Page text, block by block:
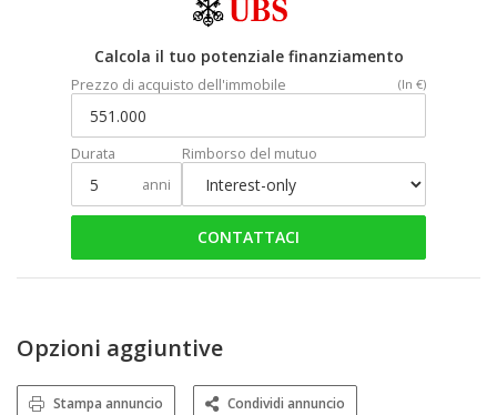
Calcola il tuo potenziale finanziamento
Prezzo di acquisto dell'immobile (In €)
Durata
anni
Rimborso del mutuo
CONTATTACI
Opzioni aggiuntive
Stampa annuncio Condividi annuncio